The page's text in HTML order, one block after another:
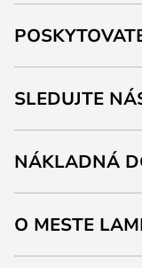
SLEDUJTE
NÁKLADNÁ
O MESTE